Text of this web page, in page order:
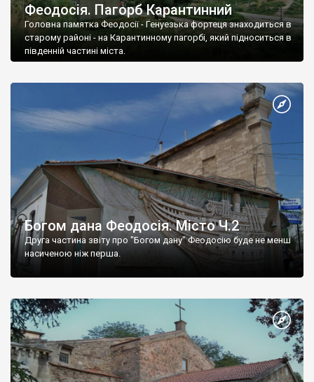
Феодосія. Пагорб Карантинний
Головна памятка Феодосії - Генуезька фортеця знаходиться в
старому районі - на Карантинному пагорбі, який підноситься в
південній частині міста.
Богом дана Феодосія. Місто Ч.2
Друга частина звіту про "Богом дану" Феодосію буде не менш
насиченою ніж перша.